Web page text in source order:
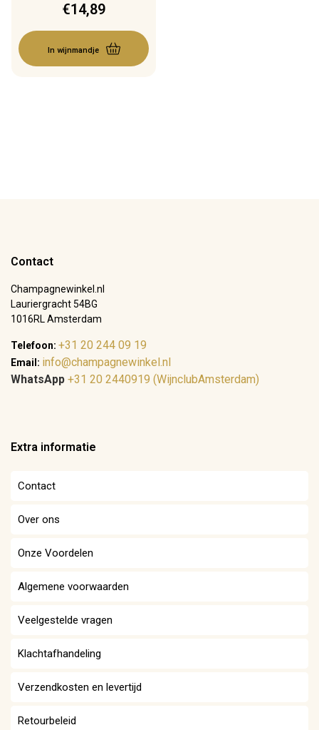
€14,89
In wijnmandje
Contact
Champagnewinkel.nl
Lauriergracht 54BG
1016RL Amsterdam
Telefoon: +31 20 244 09 19
Email: info@champagnewinkel.nl
WhatsApp +31 20 2440919 (WijnclubAmsterdam)
Extra informatie
Contact
Over ons
Onze Voordelen
Algemene voorwaarden
Veelgestelde vragen
Klachtafhandeling
Verzendkosten en levertijd
Retourbeleid